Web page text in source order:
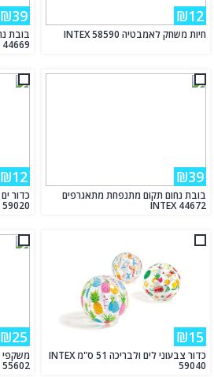
₪12
חיות משחק לאמבטיה INTEX 58590
₪39
44669
₪39
בובת נחום תקום מתנפחת מתאגרפים
INTEX 44672
₪12
59020
₪15
כדור צבעוני לים ולבריכה 51 ס"מ INTEX
59040
₪25
55602